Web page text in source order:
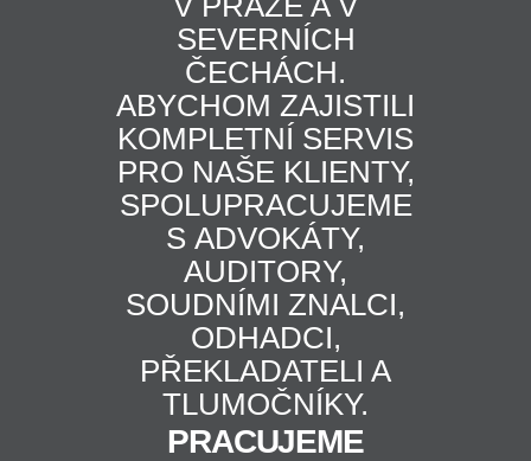
SEVERNÍCH
ČECHÁCH.
ABYCHOM ZAJISTILI
KOMPLETNÍ SERVIS
PRO NAŠE KLIENTY,
SPOLUPRACUJEME
S ADVOKÁTY,
AUDITORY,
SOUDNÍMI ZNALCI,
ODHADCI,
PŘEKLADATELI A
TLUMOČNÍKY.
PRACUJEME